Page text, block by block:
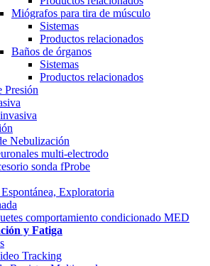
Miógrafos para tira de músculo
Sistemas
Productos relacionados
Baños de órganos
Sistemas
Productos relacionados
Presión
Nebulización
multi-electrodo
sonda fProbe
Exploratoria
comportamiento condicionado MED
y Fatiga
Tracking